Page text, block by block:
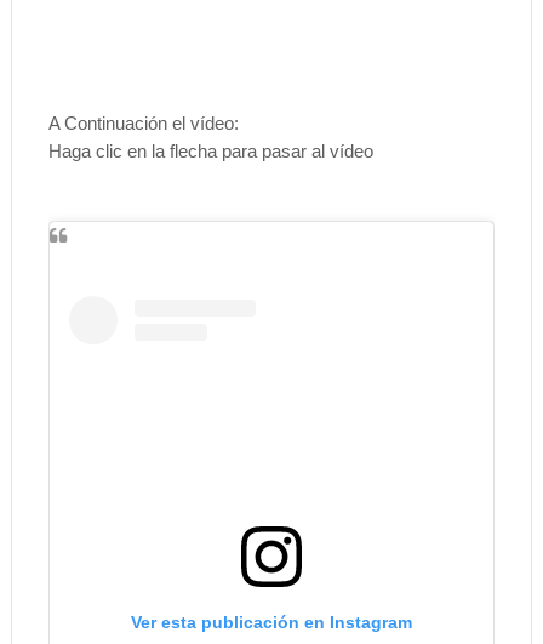
A Continuación el vídeo:
Haga clic en la flecha para pasar al vídeo
Ver esta publicación en Instagram